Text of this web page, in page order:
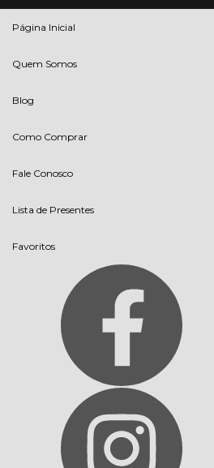
Página Inicial
Quem Somos
Blog
Como Comprar
Fale Conosco
Lista de Presentes
Favoritos